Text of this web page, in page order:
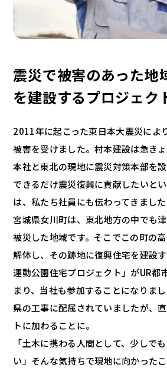
震災で被害のあった地
を建設するプロジェク
2011年に起こった東日本大震災によ
被害を受けました。村本建設は急き
本社と東北の現地に震災対策本部を
できるだけ震災復興に貢献したいと
は、私たち社員にも伝わってきました
宮城県女川町は、東北地方の中でも
被災した地域です。そこでこの町の
解体し、その跡地に復興住宅を建設
運動公園住宅プロジェクト」がUR都
まり、当社も参加することになりま
県の工事に配属されていましたが、
トに加わることに。
「土木に携わる人間として、少しで
い」そんな気持ちで現地に向かったこ